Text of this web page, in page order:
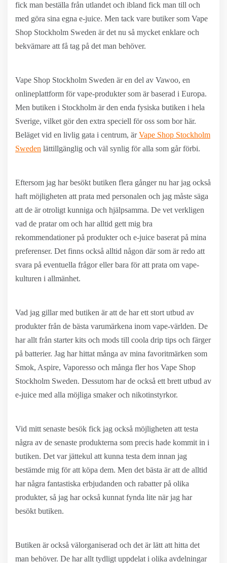
fick man beställa från utlandet och ibland fick man till och
med göra sina egna e-juice. Men tack vare butiker som Vape
Shop Stockholm Sweden är det nu så mycket enklare och
bekvämare att få tag på det man behöver.
Vape Shop Stockholm Sweden är en del av Vawoo, en
onlineplattform för vape-produkter som är baserad i Europa.
Men butiken i Stockholm är den enda fysiska butiken i hela
Sverige, vilket gör den extra speciell för oss som bor här.
Beläget vid en livlig gata i centrum, ärVape Shop Stockholm
Sweden lättillgänglig och väl synlig för alla som går förbi.
Eftersom jag har besökt butiken flera gånger nu har jag också
haft möjligheten att prata med personalen och jag måste säga
att de är otroligt kunniga och hjälpsamma. De vet verkligen
vad de pratar om och har alltid gett mig bra
rekommendationer på produkter och e-juice baserat på mina
preferenser. Det finns också alltid någon där som är redo att
svara på eventuella frågor eller bara för att prata om vape-
kulturen i allmänhet.
Vad jag gillar med butiken är att de har ett stort utbud av
produkter från de bästa varumärkena inom vape-världen. De
har allt från starter kits och mods till coola drip tips och färger
på batterier. Jag har hittat många av mina favoritmärken som
Smok, Aspire, Vaporesso och många fler hos Vape Shop
Stockholm Sweden. Dessutom har de också ett brett utbud av
e-juice med alla möjliga smaker och nikotinstyrkor.
Vid mitt senaste besök fick jag också möjligheten att testa
några av de senaste produkterna som precis hade kommit in i
butiken. Det var jättekul att kunna testa dem innan jag
bestämde mig för att köpa dem. Men det bästa är att de alltid
har några fantastiska erbjudanden och rabatter på olika
produkter, så jag har också kunnat fynda lite när jag har
besökt butiken.
Butiken är också välorganiserad och det är lätt att hitta det
man behöver. De har allt tydligt uppdelat i olika avdelningar